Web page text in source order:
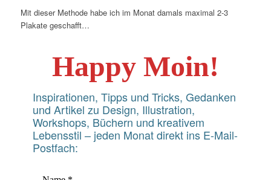
Mit dieser Methode habe ich im Monat damals maximal 2-3
Plakate geschafft…
Happy Moin!
Inspirationen, Tipps und Tricks, Gedanken
und Artikel zu Design, Illustration,
Workshops, Büchern und kreativem
Lebensstil – jeden Monat direkt ins E-Mail-
Postfach: